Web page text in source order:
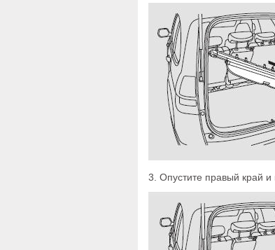
3. Опустите правый край и